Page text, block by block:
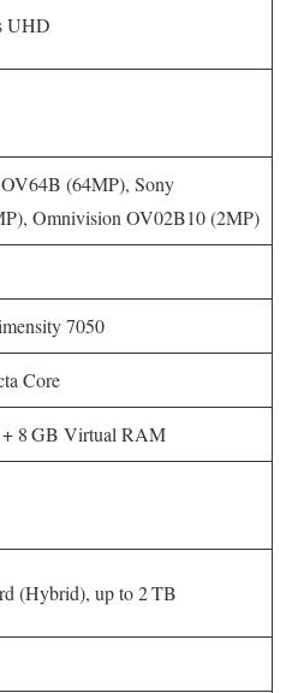
UHD
(64MP), Sony
Omnivision OV02B10 (2MP)
7050
Core
8 GB Virtual RAM
(Hybrid), up to 2 TB